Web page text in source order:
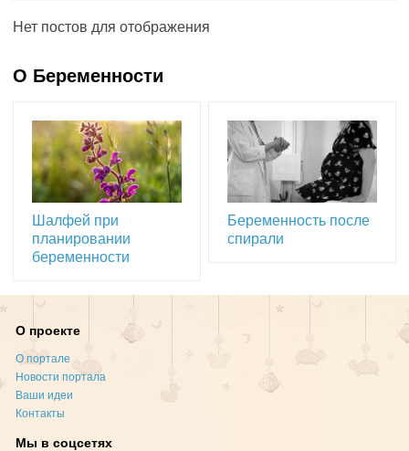
Нет постов для отображения
О Беременности
Шалфей при
планировании
беременности
Беременность после
спирали
О проекте
О портале
Новости портала
Ваши идеи
Контакты
Мы в соцсетях